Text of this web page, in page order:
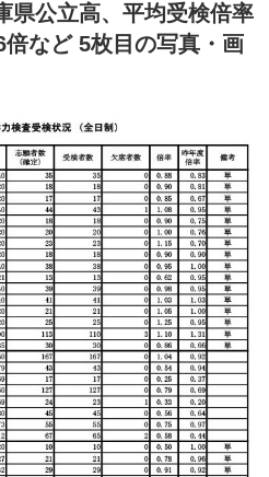
県公立高、平均受検倍率
など 5枚目の写真・画